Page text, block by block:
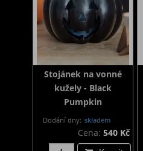
Stojánek na vonné
kužely - Black
Pumpkin
Dodání dny: skladem
Cena: 540 Kč